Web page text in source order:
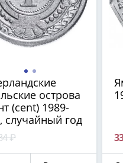
острова
(cent) 1989-
случайный год
₽